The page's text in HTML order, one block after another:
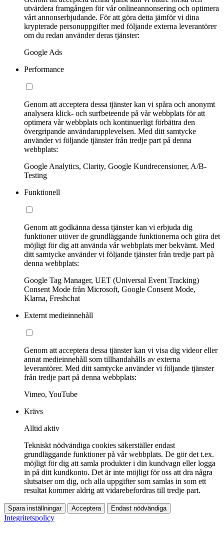
utvärdera framgången för vår onlineannonsering och optimera
vårt annonserbjudande. För att göra detta jämför vi dina
krypterade personuppgifter med följande externa leverantörer
om du redan använder deras tjänster:
Google Ads
Performance
Genom att acceptera dessa tjänster kan vi spåra och anonymt
analysera klick- och surfbeteende på vår webbplats för att
optimera vår webbplats och kontinuerligt förbättra den
övergripande användarupplevelsen. Med ditt samtycke
använder vi följande tjänster från tredje part på denna
webbplats:
Google Analytics, Clarity, Google Kundrecensioner, A/B-
Testing
Funktionell
Genom att godkänna dessa tjänster kan vi erbjuda dig
funktioner utöver de grundläggande funktionerna och göra det
möjligt för dig att använda vår webbplats mer bekvämt. Med
ditt samtycke använder vi följande tjänster från tredje part på
denna webbplats:
Google Tag Manager, UET (Universal Event Tracking)
Consent Mode från Microsoft, Google Consent Mode,
Klarna, Freshchat
Externt medieinnehåll
Genom att acceptera dessa tjänster kan vi visa dig videor eller
annat medieinnehåll som tillhandahålls av externa
leverantörer. Med ditt samtycke använder vi följande tjänster
från tredje part på denna webbplats:
Vimeo, YouTube
Krävs
Alltid aktiv
Tekniskt nödvändiga cookies säkerställer endast
grundläggande funktioner på vår webbplats. De gör det t.ex.
möjligt för dig att samla produkter i din kundvagn eller logga
in på ditt kundkonto. Det är inte möjligt för oss att dra några
slutsatser om dig, och alla uppgifter som samlas in som ett
resultat kommer aldrig att vidarebefordras till tredje part.
Spara inställningar Acceptera Endast nödvändiga
Integritetspolicy